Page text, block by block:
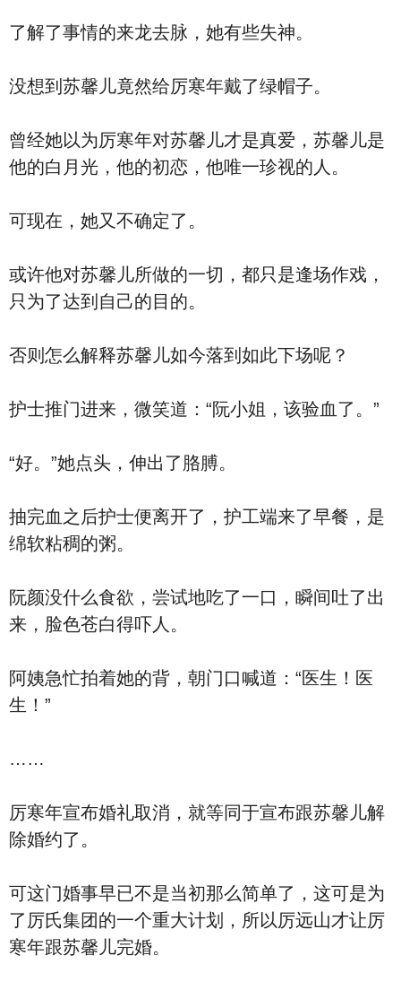
了解了事情的来龙去脉，她有些失神。
没想到苏馨儿竟然给厉寒年戴了绿帽子。
曾经她以为厉寒年对苏馨儿才是真爱，苏馨儿是
他的白月光，他的初恋，他唯一珍视的人。
可现在，她又不确定了。
或许他对苏馨儿所做的一切，都只是逢场作戏，
只为了达到自己的目的。
否则怎么解释苏馨儿如今落到如此下场呢？
护士推门进来，微笑道：“阮小姐，该验血了。”
“好。”她点头，伸出了胳膊。
抽完血之后护士便离开了，护工端来了早餐，是
绵软粘稠的粥。
阮颜没什么食欲，尝试地吃了一口，瞬间吐了出
来，脸色苍白得吓人。
阿姨急忙拍着她的背，朝门口喊道：“医生！医
生！”
……
厉寒年宣布婚礼取消，就等同于宣布跟苏馨儿解
除婚约了。
可这门婚事早已不是当初那么简单了，这可是为
了厉氏集团的一个重大计划，所以厉远山才让厉
寒年跟苏馨儿完婚。